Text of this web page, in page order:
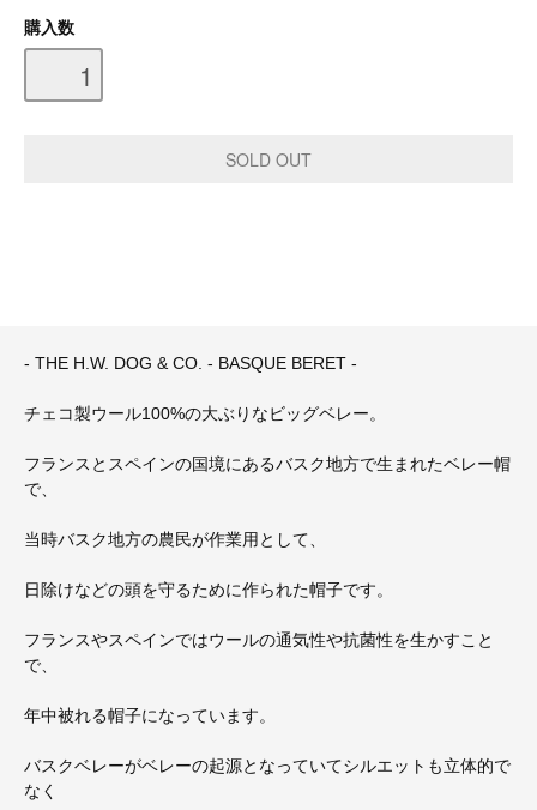
購入数
- THE H.W. DOG & CO. - BASQUE BERET -
チェコ製ウール100%の大ぶりなビッグベレー。
フランスとスペインの国境にあるバスク地方で生まれたベレー帽
で、
当時バスク地方の農民が作業用として、
日除けなどの頭を守るために作られた帽子です。
フランスやスペインではウールの通気性や抗菌性を生かすこと
で、
年中被れる帽子になっています。
バスクベレーがベレーの起源となっていてシルエットも立体的で
なく